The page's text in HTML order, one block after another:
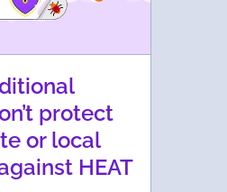
protect
or local
HEAT